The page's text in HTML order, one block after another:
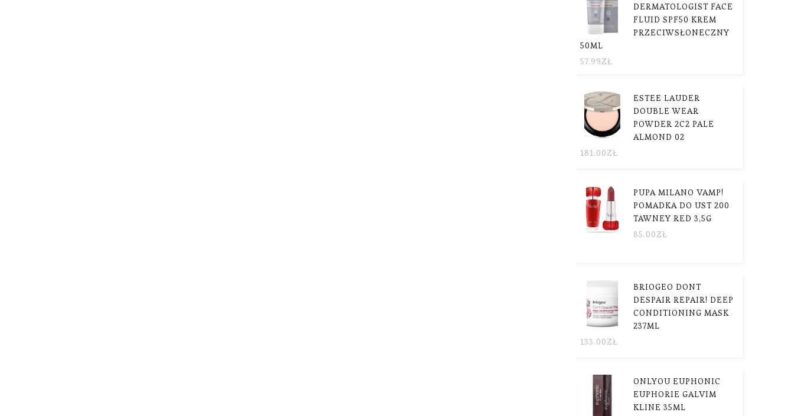
DERMATOLOGIST FACE
FLUID SPF50 KREM
PRZECIWSŁONECZNY
50ML
57.99ZŁ
ESTEE LAUDER
DOUBLE WEAR
POWDER 2C2 PALE
ALMOND 02
181.00ZŁ
PUPA MILANO VAMP!
POMADKA DO UST 200
TAWNEY RED 3,5G
85.00ZŁ
BRIOGEO DONT
DESPAIR REPAIR! DEEP
CONDITIONING MASK
237ML
133.00ZŁ
ONLYOU EUPHONIC
EUPHORIE GALVIM
KLINE 35ML